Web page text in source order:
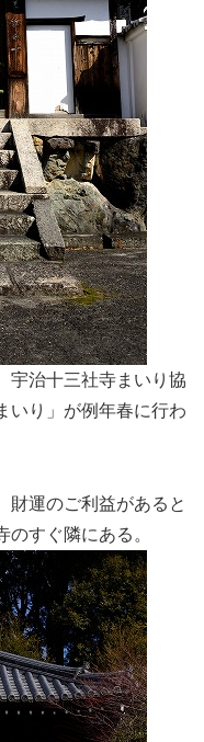
宇治十三社寺まいり協
いり」が例年春に行わ
財運のご利益があると
すぐ隣にある。